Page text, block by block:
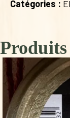
Catégories :